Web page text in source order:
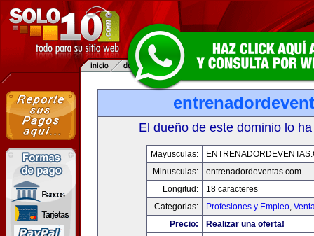
El dueño de este dominio lo
Mayusculas:
Minusculas:
entrenadordeventas.com
Longitud:
18 caracteres
Categorias:
Profesiones y Empleo,
Precio:
Realizar una oferta!